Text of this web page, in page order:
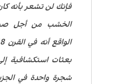
فإنك لن تشعر بأنه
الخشب من أجل
بعثات استكشافية
شجرة واحدة في